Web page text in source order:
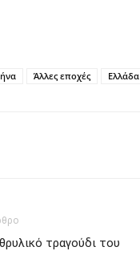
Άλλες εποχές Ελλάδα
τραγούδι του